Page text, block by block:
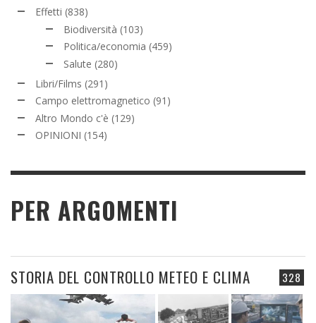
Effetti (838)
Biodiversità (103)
Politica/economia (459)
Salute (280)
Libri/Films (291)
Campo elettromagnetico (91)
Altro Mondo c'è (129)
OPINIONI (154)
PER ARGOMENTI
328
STORIA DEL CONTROLLO METEO E CLIMA